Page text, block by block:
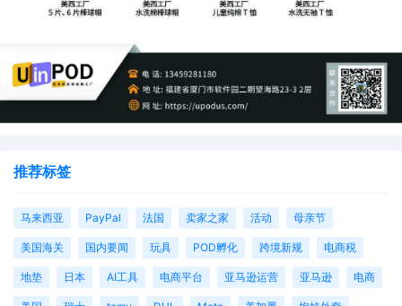
推荐标签
马来西亚 PayPal 法国 卖家之家 活动 母亲节
美国海关 国内要闻 玩具 POD孵化 跨境新规 电商税
地垫 日本 AI工具 电商平台 亚马逊运营 亚马逊 电商